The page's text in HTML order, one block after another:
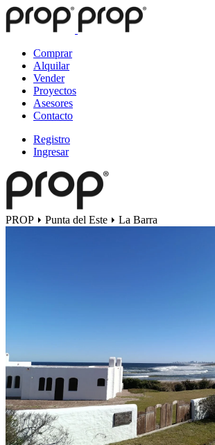
Comprar
Alquilar
Vender
Proyectos
Asesores
Contacto
Registro
Ingresar
PROP Punta del Este La Barra